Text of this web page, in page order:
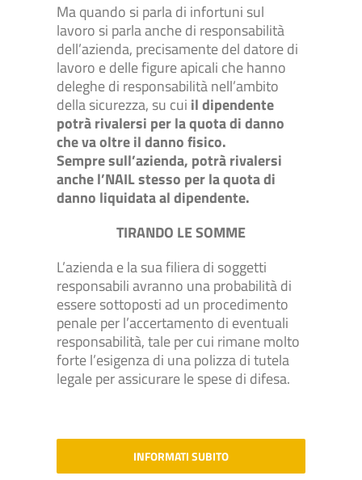
Ma quando si parla di infortuni sul
lavoro si parla anche di responsabilità
dell’azienda, precisamente del datore di
lavoro e delle figure apicali che hanno
deleghe di responsabilità nell’ambito
della sicurezza, su cui il dipendente
potrà rivalersi per la quota di danno
che va oltre il danno fisico.
Sempre sull’azienda, potrà rivalersi
anche l’NAIL stesso per la quota di
danno liquidata al dipendente.
TIRANDO LE SOMME
L’azienda e la sua filiera di soggetti
responsabili avranno una probabilità di
essere sottoposti ad un procedimento
penale per l’accertamento di eventuali
responsabilità, tale per cui rimane molto
forte l’esigenza di una polizza di tutela
legale per assicurare le spese di difesa.
INFORMATI SUBITO